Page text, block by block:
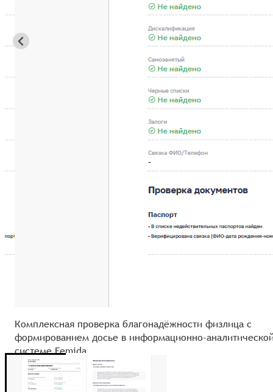
Комплексная проверка благонадёжности физлица с
формированием досье в информационно-
системе Femida